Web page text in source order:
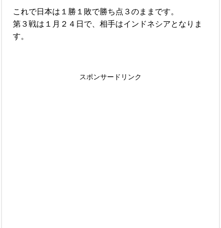
これで日本は１勝１敗で勝ち点３のままです。
第３戦は１月２４日で、相手はインドネシアとなりま
す。
スポンサードリンク